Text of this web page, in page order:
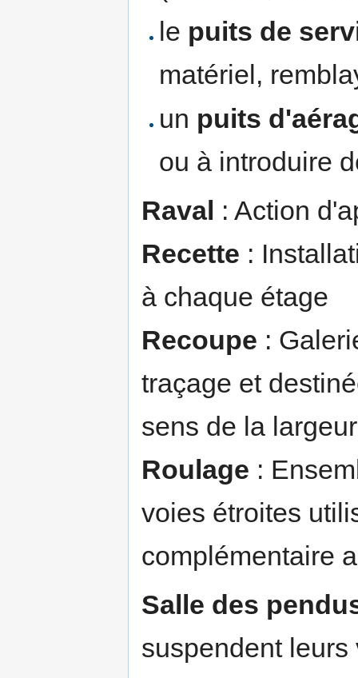
le puits de
matériel,
un puits
ou à introduire
Raval : Action
Recette :
à chaque étage
Recoupe :
traçage et
sens de la largeur
Roulage :
voies étroites
complémentaire
Salle des
suspendent